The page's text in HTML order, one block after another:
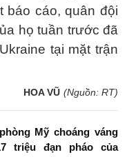
báo cáo, quân đội
họ tuần trước đã
tại mặt trận
HOA VŨ (Nguồn: RT)
Mỹ choáng váng
triệu đạn pháo của